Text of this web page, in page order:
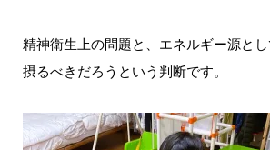
精神衛生上の問題と、エネルギー源と
摂るべきだろうという判断です。